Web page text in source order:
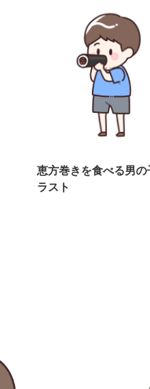
恵方巻きを食べる男
ラスト